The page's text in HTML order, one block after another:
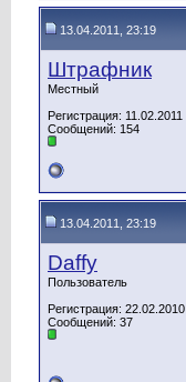
13.04.2011, 23:19
Штрафник
Местный
Регистрация: 11.02.2011
Сообщений: 154
13.04.2011, 23:19
Daffy
Пользователь
Регистрация: 22.02.2010
Сообщений: 37